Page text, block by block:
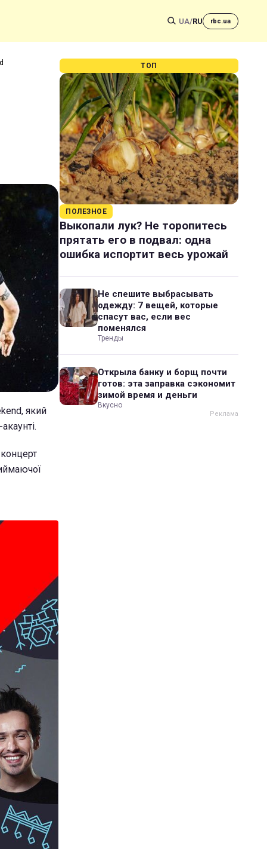
UA/RU rbc.ua
який
ТОП
ПОЛЕЗНОЕ
Выкопали лук? Не торопитесь
прятать его в подвал: одна
ошибка испортит весь урожай
Не спешите выбрасывать
одежду: 7 вещей, которые
спасут вас, если вес
поменялся
Тренды
Открыла банку и борщ почти
готов: эта заправка сэкономит
зимой время и деньги
Вкусно